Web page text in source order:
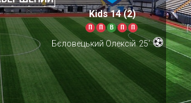
Kids 14 (2)
П П В П П
Бєловецький Олексій 25'